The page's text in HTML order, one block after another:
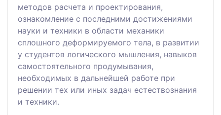
методов расчета и проектирования,
ознакомление с последними достижениями
науки и техники в области механики
сплошного деформируемого тела, в развитии
у студентов логического мышления, навыков
самостоятельного продумывания,
необходимых в дальнейшей работе при
решении тех или иных задач естествознания
и техники.